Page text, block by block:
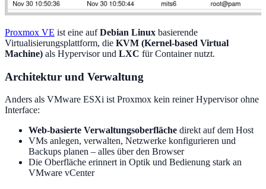
Proxmox VE ist eine aufDebian Linux basierende
Virtualisierungsplattform, die KVM (Kernel-based Virtual
Machine) als Hypervisor und LXC für Container nutzt.
Architektur und Verwaltung
Anders als VMware ESXi ist Proxmox kein reiner Hypervisor ohne
Interface:
Web-basierte Verwaltungsoberfläche direkt auf dem Host
VMs anlegen, verwalten, Netzwerke konfigurieren und
Backups planen – alles über den Browser
Die Oberfläche erinnert in Optik und Bedienung stark an
VMware vCenter